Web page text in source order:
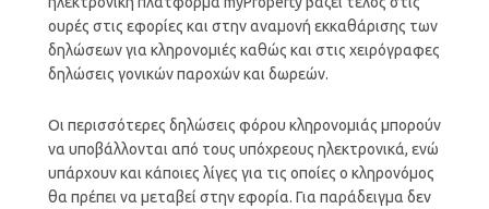
ουρές στις εφορίες και στην αναμονή εκκαθάρισης των
δηλώσεων για κληρονομιές καθώς και στις χειρόγραφες
δηλώσεις γονικών παροχών και δωρεών.
Οι περισσότερες δηλώσεις φόρου κληρονομιάς μπορούν
να υποβάλλονται από τους υπόχρεους ηλεκτρονικά, ενώ
υπάρχουν και κάποιες λίγες για τις οποίες ο κληρονόμος
θα πρέπει να μεταβεί στην εφορία. Για παράδειγμα δεν